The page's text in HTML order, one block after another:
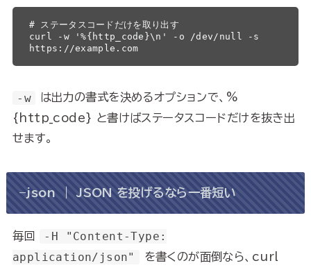
# ステータスコードだけを取り出す
curl -w '%{http_code}\n' -o /dev/null -s
https://example.com
-w
は出力の書式を決めるオプションで、%
{http_code} と書けばステータスコードだけを抜き出
せます。
–json ｜ JSON を投げるなら一番短い
毎回
-H "Content-Type:
application/json"
を書くのが面倒なら、curl